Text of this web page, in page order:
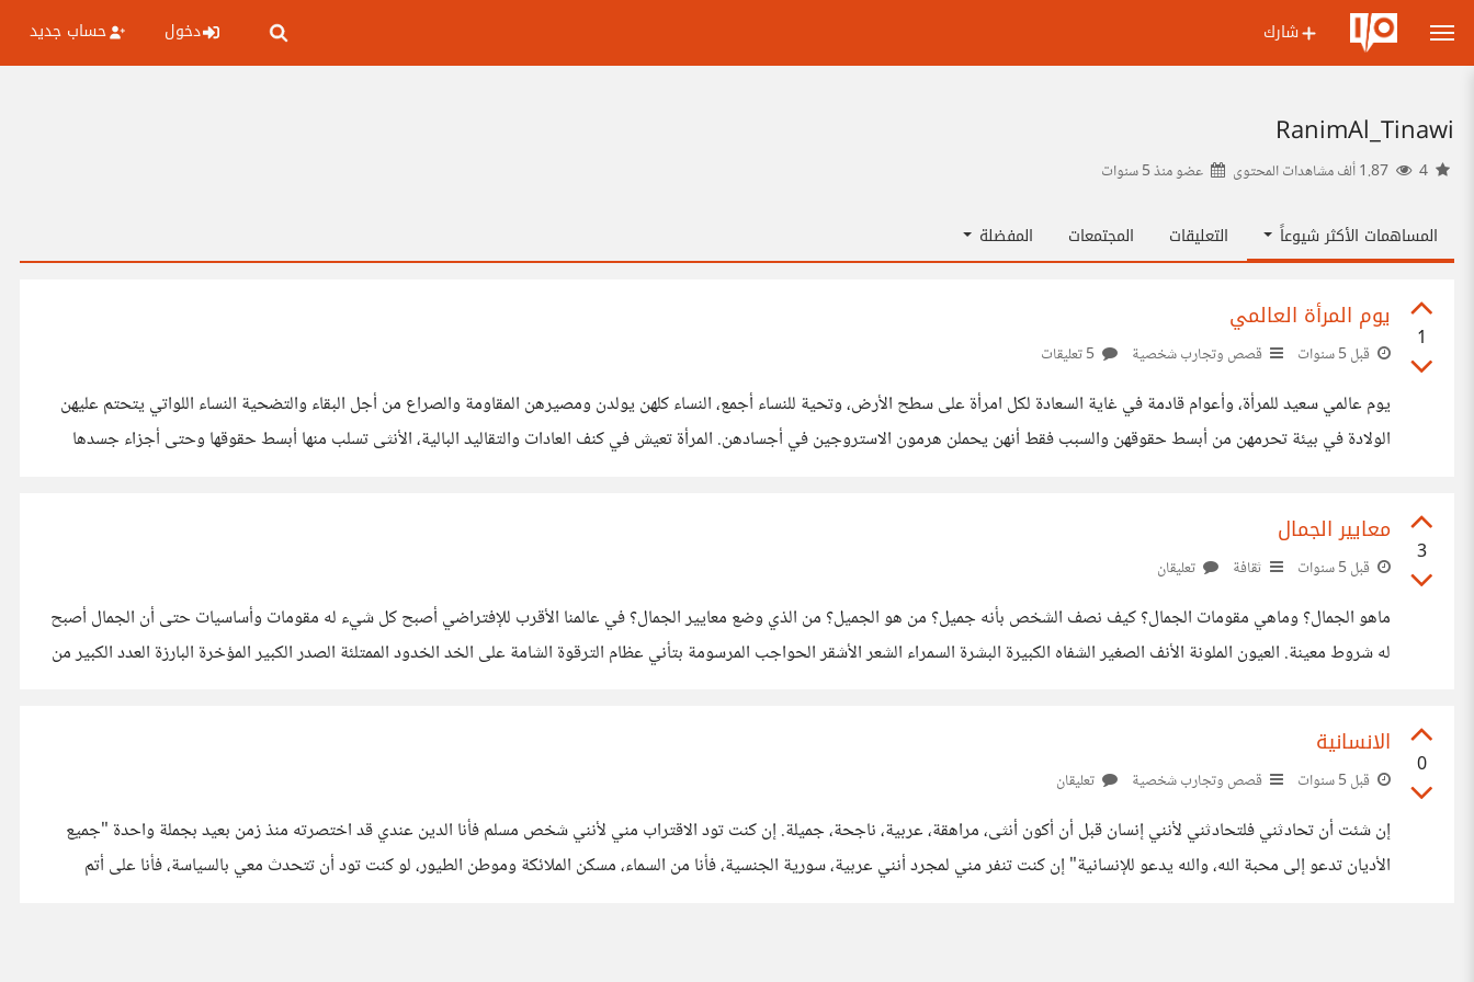
شارك دخول حساب جديد
RanimAl_Tinawi
عضو منذ5 سنوات
المساهمات الأكثر شيوعاً التعليقات المجتمعات المفضلة
1
يوم المرأة العالمي
قبل 5 سنوات قصص وتجارب شخصية
يوم عالمي سعيد للمرأة، وأعوام قادمة في غاية السعادة لكل امرأة على سطح الأرض، وتحية للنساء أجمع، النساء كلهن يولدن ومصيرهن المقاومة والصراع من أجل البقاء والتضحية النساء اللواتي يتحتم عليهن
الولادة في بيئة تحرمهن من أبسط حقوقهن والسبب فقط أنهن يحملن هرمون الاستروجين في أجسادهن. المرأة تعيش في كنف العادات والتقاليد البالية، الأنثى تسلب منها أبسط حقوقها وحتى أجزاء جسدها
3
معايير الجمال
قبل 5 سنوات ثقافة تعليقان
ماهو الجمال؟ وماهي مقومات الجمال؟ كيف نصف الشخص بأنه جميل؟ من هو الجميل؟ من الذي وضع معايير الجمال؟ في عالمنا الأقرب للإفتراضي أصبح كل شيء له مقومات وأساسيات حتى أن الجمال أصبح
له شروط معينة. العيون الملونة الأنف الصغير الشفاه الكبيرة البشرة السمراء الشعر الأشقر الحواجب المرسومة بتأني عظام الترقوة الشامة على الخد الخدود الممتلئة الصدر الكبير المؤخرة البارزة العدد الكبير من
0
الانسانية
قبل 5 سنوات قصص وتجارب شخصية تعليقان
إن شئت أن تحادثني فلتحادثني لأنني إنسان قبل أن أكون أنثى، مراهقة، عربية، ناجحة، جميلة. إن كنت تود الاقتراب مني لأنني شخص مسلم فأنا الدين عندي قد اختصرته منذ زمن بعيد بجملة واحدة "جميع
الأديان تدعو إلى محبة الله، والله يدعو للإنسانية" إن كنت تنفر مني لمجرد أنني عربية، سورية الجنسية، فأنا من السماء، مسكن الملائكة وموطن الطيور، لو كنت تود أن تتحدث معي بالسياسة، فأنا على أتم